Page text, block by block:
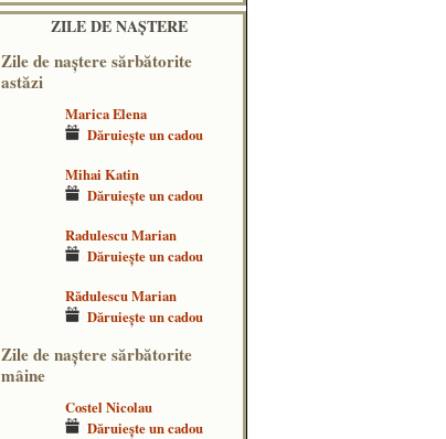
ZILE DE NAŞTERE
Zile de naştere sărbătorite
astăzi
Marica Elena
Dăruieşte un cadou
Mihai Katin
Dăruieşte un cadou
Radulescu Marian
Dăruieşte un cadou
Rădulescu Marian
Dăruieşte un cadou
Zile de naştere sărbătorite
mâine
Costel Nicolau
Dăruieşte un cadou